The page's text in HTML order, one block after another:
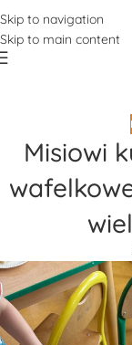
Skip to navigation
Skip to main content
Misiowi